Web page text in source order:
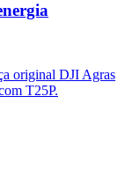
original DJI Agras
T25P.